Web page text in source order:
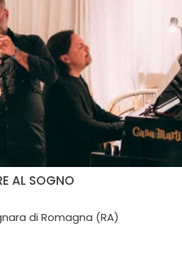
AL SOGNO
di Romagna (RA)